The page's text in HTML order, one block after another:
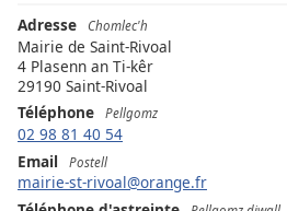
Adresse Chomlec'h
Mairie de Saint-Rivoal
4 Plasenn an Ti-kêr
29190 Saint-Rivoal
Téléphone
Pellgomz
02 98 81 40 54
Email
Postell
mairie-st-rivoal@orange.fr